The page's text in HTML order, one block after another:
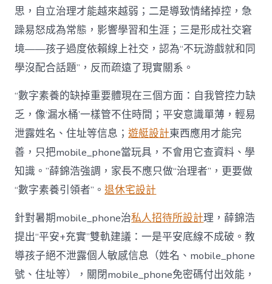
思，自立治理才能越來越弱；二是導致情緒掉控，急
躁易怒成為常態，影響學習和生涯；三是形成社交窘
境——孩子過度依賴線上社交，認為“不玩游戲就和同
學沒配合話題”，反而疏遠了現實關系。
“數字素養的缺掉重要體現在三個方面：自我管控力缺
乏，像‘漏水桶’一樣管不住時間；平安意識單薄，輕易
泄露姓名、住址等信息；遊艇設計東西應用才能完
善，只把mobile_phone當玩具，不會用它查資料、學
知識。”薛錦浩強調，家長不應只做“治理者”，更要做
“數字素養引領者”。退休宅設計
針對暑期mobile_phone治私人招待所設計理，薛錦浩
提出“平安+充實”雙軌建議：一是平安底線不成破。教
導孩子絕不泄露個人敏感信息（姓名、mobile_phone
號、住址等），關閉mobile_phone免密碼付出效能，